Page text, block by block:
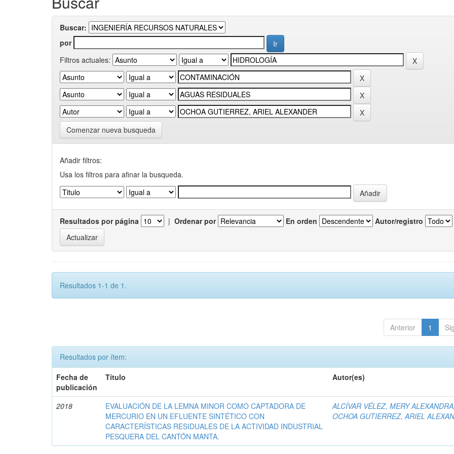
Buscar:
por
Filtros actuales:
Comenzar nueva busqueda
Añadir filtros:
Usa los filtros para afinar la busqueda.
Resultados por página | Ordenar por En orden Autor/registro
Resultados 1-1 de 1.
Anterior 1
Resultados por ítem:
Fecha de
publicación
Título Autor(es)
2018
EVALUACIÓN DE LA LEMNA MINOR COMO CAPTADORA DE
MERCURIO EN UN EFLUENTE SINTÉTICO CON
CARACTERÍSTICAS RESIDUALES DE LA ACTIVIDAD INDUSTRIAL
PESQUERA DEL CANTÓN MANTA.
ALCÍVAR VÉLEZ, MERY ALEXANDRA
OCHOA GUTIERREZ, ARIEL